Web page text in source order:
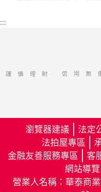
:::
瀏覽器建議 法定
法拍屋專區
金融友善服務專區
（
開
客
網站導覽
營業人名稱：華泰商